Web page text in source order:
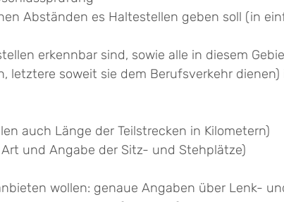
Abständen es Haltestellen geben soll (in
erkennbar sind, sowie alle in diesem
letztere soweit sie dem Berufsverkehr
auch Länge der Teilstrecken in Kilometern)
und Angabe der Sitz- und Stehplätze)
wollen: genaue Angaben über Lenk-